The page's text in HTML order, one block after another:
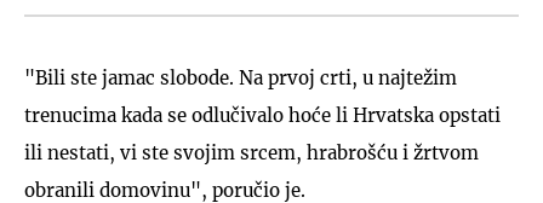
"Bili ste jamac slobode. Na prvoj crti, u najtežim
trenucima kada se odlučivalo hoće li Hrvatska opstati
ili nestati, vi ste svojim srcem, hrabrošću i žrtvom
obranili domovinu", poručio je.